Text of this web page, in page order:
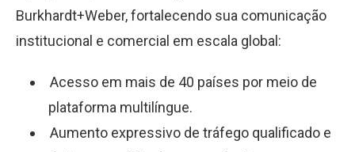
Burkhardt+Weber, fortalecendo sua comunicação
institucional e comercial em escala global:
Acesso em mais de 40 países por meio de
plataforma multilíngue.
Aumento expressivo de tráfego qualificado e